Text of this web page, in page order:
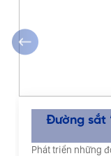
Đường sắt
Phát triển những